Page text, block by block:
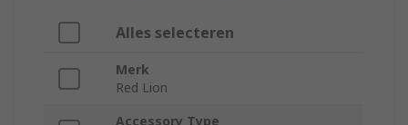
Alles selecteren
Merk
Red Lion
Accessory Type